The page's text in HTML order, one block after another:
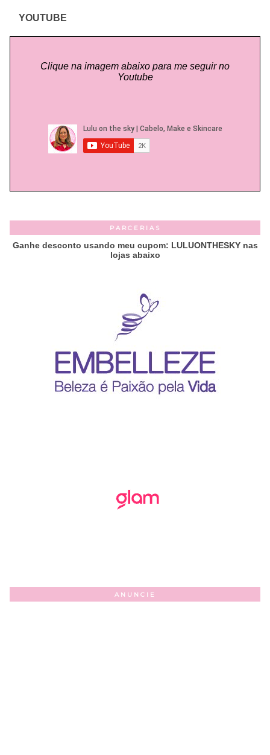
YOUTUBE
Clique na imagem abaixo para me seguir no
Youtube
PARCERIAS
Ganhe desconto usando meu cupom: LULUONTHESKY nas
lojas abaixo
ANUNCIE